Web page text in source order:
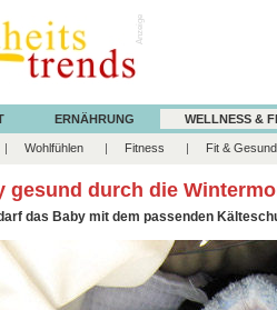
Anzeige
ERNÄHRUNG WELLNESS &
Wohlfühlen Fitness Fit &
gesund durch die
das Baby mit dem passenden